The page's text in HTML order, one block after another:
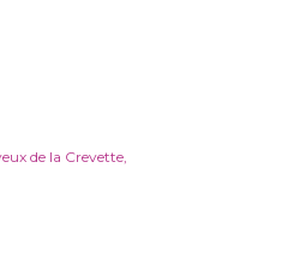
de la Crevette